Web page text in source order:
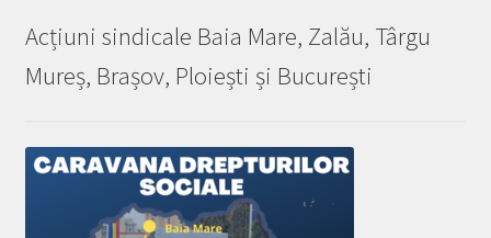
Acțiuni sindicale Baia Mare, Zalău, Târgu
Mureș, Brașov, Ploiești și București